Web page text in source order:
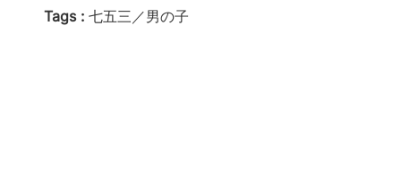
Tags : 七五三／男の子